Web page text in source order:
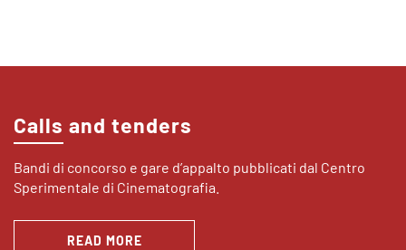
Calls and tenders
Bandi di concorso e gare d’appalto pubblicati dal Centro
Sperimentale di Cinematografia.
READ MORE